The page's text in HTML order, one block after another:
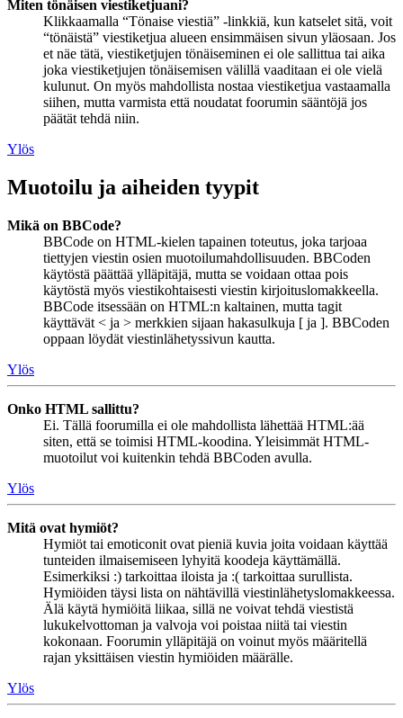
Miten tönäisen viestiketjuani?
Klikkaamalla “Tönaise viestiä” -linkkiä, kun katselet sitä, voit
“tönäistä” viestiketjua alueen ensimmäisen sivun yläosaan. Jos
et näe tätä, viestiketjujen tönäiseminen ei ole sallittua tai aika
joka viestiketjujen tönäisemisen välillä vaaditaan ei ole vielä
kulunut. On myös mahdollista nostaa viestiketjua vastaamalla
siihen, mutta varmista että noudatat foorumin sääntöjä jos
päätät tehdä niin.
Ylös
Muotoilu ja aiheiden tyypit
Mikä on BBCode?
BBCode on HTML-kielen tapainen toteutus, joka tarjoaa
tiettyjen viestin osien muotoilumahdollisuuden. BBCoden
käytöstä päättää ylläpitäjä, mutta se voidaan ottaa pois
käytöstä myös viestikohtaisesti viestin kirjoituslomakkeella.
BBCode itsessään on HTML:n kaltainen, mutta tagit
käyttävät < ja > merkkien sijaan hakasulkuja [ ja ]. BBCoden
oppaan löydät viestinlähetyssivun kautta.
Ylös
Onko HTML sallittu?
Ei. Tällä foorumilla ei ole mahdollista lähettää HTML:ää
siten, että se toimisi HTML-koodina. Yleisimmät HTML-
muotoilut voi kuitenkin tehdä BBCoden avulla.
Ylös
Mitä ovat hymiöt?
Hymiöt tai emoticonit ovat pieniä kuvia joita voidaan käyttää
tunteiden ilmaisemiseen lyhyitä koodeja käyttämällä.
Esimerkiksi :) tarkoittaa iloista ja :( tarkoittaa surullista.
Hymiöiden täysi lista on nähtävillä viestinlähetyslomakkeessa.
Älä käytä hymiöitä liikaa, sillä ne voivat tehdä viestistä
lukukelvottoman ja valvoja voi poistaa niitä tai viestin
kokonaan. Foorumin ylläpitäjä on voinut myös määritellä
rajan yksittäisen viestin hymiöiden määrälle.
Ylös